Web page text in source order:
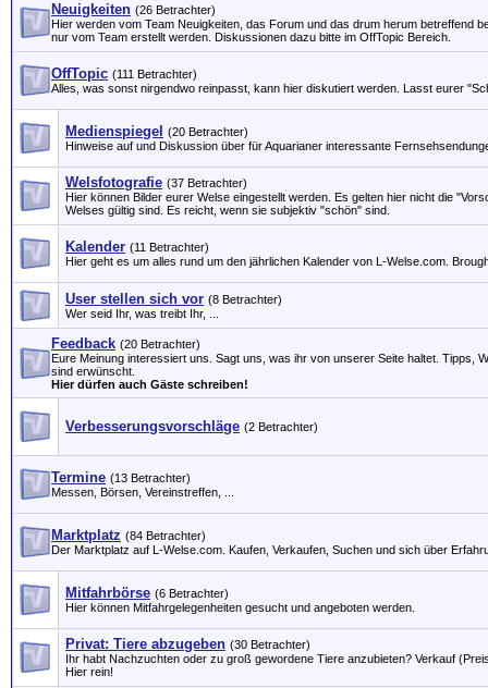
Neuigkeiten (26 Betrachter)
Hier werden vom Team Neuigkeiten, das Forum und das drum herum betreffend
nur vom Team erstellt werden. Diskussionen dazu bitte im OffTopic Bereich.
OffTopic (111 Betrachter)
Alles, was sonst nirgendwo reinpasst, kann hier diskutiert werden. Lasst eurer
Medienspiegel
(20 Betrachter)
Hinweise auf und Diskussion über für Aquarianer interessante
Welsfotografie (37 Betrachter)
Hier können Bilder eurer Welse eingestellt werden. Es gelten hier nicht die
Welses gültig sind. Es reicht, wenn sie subjektiv "schön" sind.
Kalender (11 Betrachter)
Hier geht es um alles rund um den jährlichen Kalender von L-Welse.com.
User stellen sich vor (8 Betrachter)
Wer seid Ihr, was treibt Ihr, ...
Feedback (20 Betrachter)
Eure Meinung interessiert uns. Sagt uns, was ihr von unserer Seite haltet. Tipps,
sind erwünscht.
Hier dürfen auch Gäste schreiben!
Verbesserungsvorschläge (2 Betrachter)
Termine (13 Betrachter)
Messen, Börsen, Vereinstreffen, ...
Marktplatz (84 Betrachter)
Der Marktplatz auf L-Welse.com. Kaufen, Verkaufen, Suchen und sich über
Mitfahrbörse (6 Betrachter)
Hier können Mitfahrgelegenheiten gesucht und angeboten werden.
Privat: Tiere abzugeben (30 Betrachter)
Ihr habt Nachzuchten oder zu groß gewordene Tiere anzubieten? Verkauf
Hier rein!